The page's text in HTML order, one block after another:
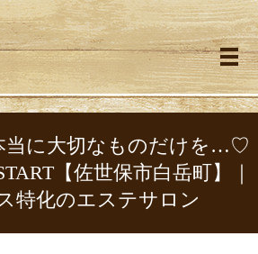
メ
当に大切なものだけを…♡
【佐世保市白岳町】｜
特化のエステサロン